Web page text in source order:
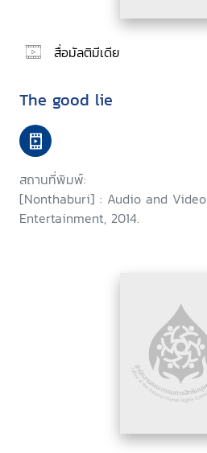
สื่อมัลติมีเดีย
The good lie
สถานที่พิมพ์:
[Nonthaburi] : Audio and Video
Entertainment, 2014.